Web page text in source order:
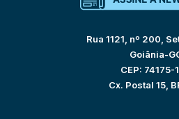
Rua 1121, nº 200,
Goiânia-
CEP: 74175-
Cx. Postal 15,